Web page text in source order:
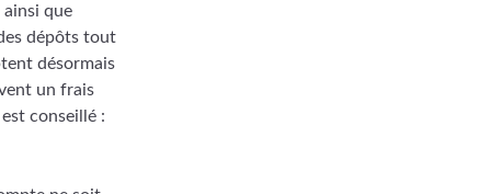
que
dépôts tout
désormais
un frais
conseillé :